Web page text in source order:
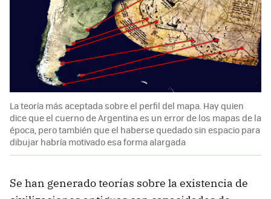
La teoría más aceptada sobre el perfil del mapa. Hay quien
dice que el cuerno de Argentina es un error de los mapas de la
época, pero también que el haberse quedado sin espacio para
dibujar habría motivado esa forma alargada
Se han generado teorías sobre la existencia de